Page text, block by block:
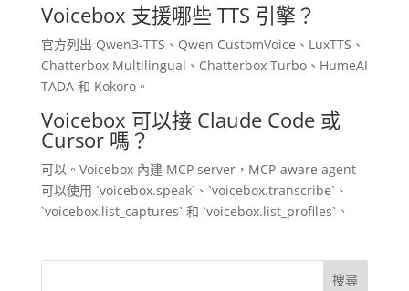
Voicebox 支援哪些 TTS 引擎？
官方列出 Qwen3-TTS、Qwen CustomVoice、LuxTTS、
Chatterbox Multilingual、Chatterbox Turbo、HumeAI
TADA 和 Kokoro。
Voicebox 可以接 Claude Code 或
Cursor 嗎？
可以。Voicebox 內建 MCP server，MCP-aware agent
可以使用 `voicebox.speak`、`voicebox.transcribe`、
`voicebox.list_captures` 和 `voicebox.list_profiles`。